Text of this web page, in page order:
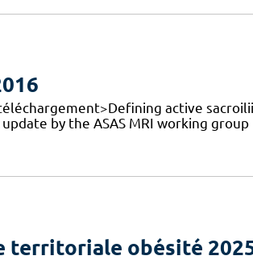
active
by the ASAS MRI working
territoriale obésité